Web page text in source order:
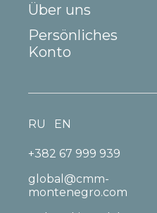
Über uns
Persönliches
Konto
+382 67 999 939
global@cmm-
montenegro.com
RU EN